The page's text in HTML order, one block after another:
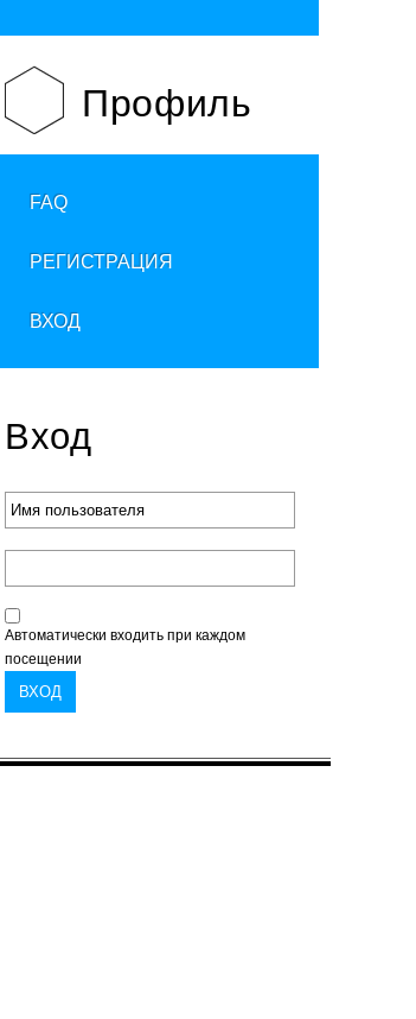
Профиль
FAQ
РЕГИСТРАЦИЯ
ВХОД
Вход
Автоматически входить при каждом
посещении